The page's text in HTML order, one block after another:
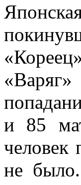
и 85
человек
не